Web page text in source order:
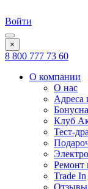
Войти
×
8 800 777 73 60
О компании
О нас
Адреса
Клуб
Тест-
Ремонт
Trade In
Отзывы